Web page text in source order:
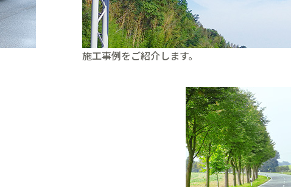
施工事例をご紹介します。